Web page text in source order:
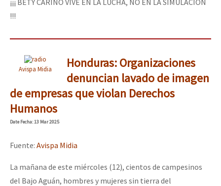
!!!
Avispa Midia
Honduras: Organizaciones
denuncian lavado de imagen
de empresas que violan Derechos
Humanos
DateFecha: 13 Mar 2025
Fuente: Avispa Midia
La mañana de este miércoles (12), cientos de campesinos
del Bajo Aguán, hombres y mujeres sin tierra del